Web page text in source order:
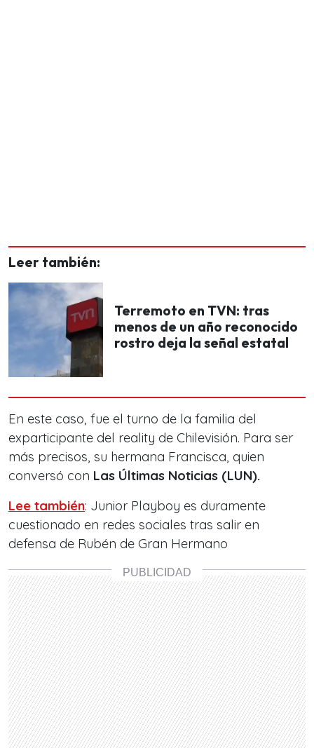
Leer también:
Terremoto en TVN: tras
menos de un año reconocido
rostro deja la señal estatal
En este caso, fue el turno de la familia del
exparticipante del reality de Chilevisión. Para ser
más precisos, su hermana Francisca, quien
conversó con Las Últimas Noticias (LUN).
Lee también: Junior Playboy es duramente
cuestionado en redes sociales tras salir en
defensa de Rubén de Gran Hermano